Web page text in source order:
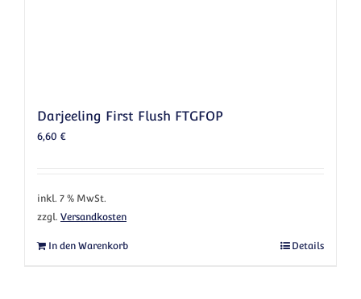
Darjeeling First Flush FTGFOP
6,60 €
inkl. 7 % MwSt.
zzgl. Versandkosten
In den Warenkorb Details